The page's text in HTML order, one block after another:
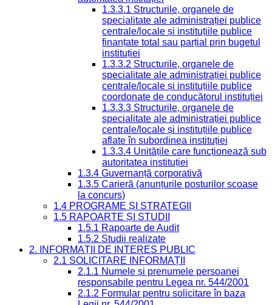
1.3.3.1 Structurile, organele de
specialitate ale administrației publice
centrale/locale și instituțiile publice
finanțate total sau parțial prin bugetul
instituției
1.3.3.2 Structurile, organele de
specialitate ale administrației publice
centrale/locale și instituțiile publice
coordonate de conducătorul instituției
1.3.3.3 Structurile, organele de
specialitate ale administrației publice
centrale/locale și instituțiile publice
aflate în subordinea instituției
1.3.3.4 Unitățile care funcționează sub
autoritatea instituției
1.3.4 Guvernanță corporativă
1.3.5 Carieră (anunțurile posturilor scoase
la concurs)
1.4 PROGRAME ȘI STRATEGII
1.5 RAPOARTE ȘI STUDII
1.5.1 Rapoarte de Audit
1.5.2 Studii realizate
2. INFORMAȚII DE INTERES PUBLIC
2.1 SOLICITARE INFORMAȚII
2.1.1 Numele și prenumele persoanei
responsabile pentru Legea nr. 544/2001
2.1.2 Formular pentru solicitare în baza